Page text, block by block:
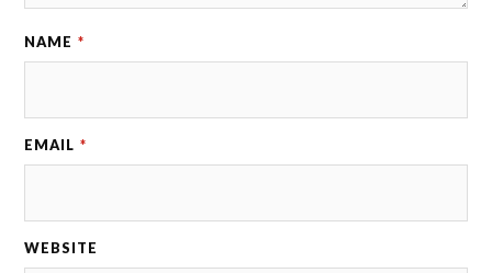
NAME *
EMAIL *
WEBSITE